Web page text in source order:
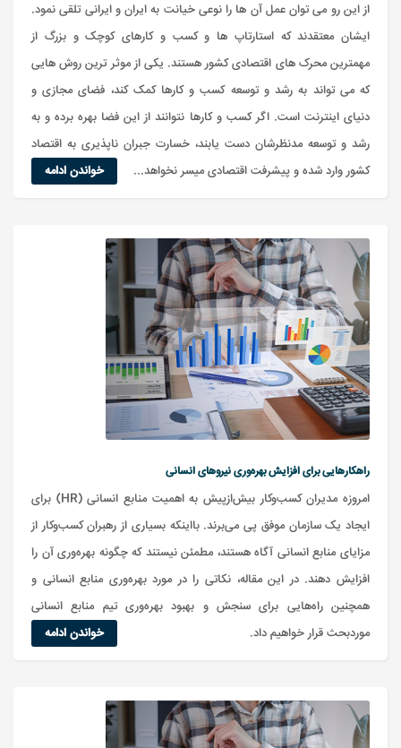
از این رو می توان عمل آن ها را نوعی خیانت به ایران و ایرانی تلقی نمود.
ایشان معتقدند که استارتاپ ها و کسب و کارهای کوچک و بزرگ از
مهمترین محرک های اقتصادی کشور هستند. یکی از موثر ترین روش هایی
که می تواند به رشد و توسعه کسب و کارها کمک کند، فضای مجازی و
دنیای اینترنت است. اگر کسب و کارها نتوانند از این فضا بهره برده و به
رشد و توسعه مدنظرشان دست یابند، خسارت جبران ناپذیری به اقتصاد
کشور وارد شده و پیشرفت اقتصادی میسر نخواهد...
خواندن ادامه
راهکارهایی برای افزایش بهره‌وری نیروهای انسانی
امروزه مدیران کسب‌وکار بیش‌ازپیش به اهمیت منابع انسانی (HR) برای
ایجاد یک سازمان موفق پی می‌برند. بااینکه بسیاری از رهبران کسب‌وکار از
مزایای منابع انسانی آگاه هستند، مطمئن نیستند که چگونه بهره‌وری آن را
افزایش دهند. در این مقاله، نکاتی را در مورد بهره‌وری منابع انسانی و
همچنین راه‌هایی برای سنجش و بهبود بهره‌وری تیم منابع انسانی
موردبحث قرار خواهیم داد.
خواندن ادامه